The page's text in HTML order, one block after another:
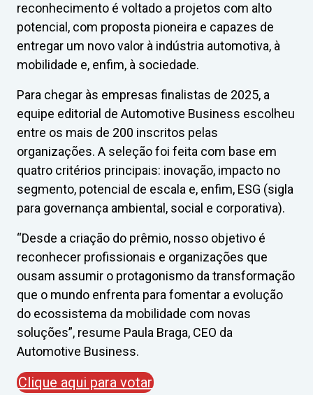
reconhecimento é voltado a projetos com alto
potencial, com proposta pioneira e capazes de
entregar um novo valor à indústria automotiva, à
mobilidade e, enfim, à sociedade.
Para chegar às empresas finalistas de 2025, a
equipe editorial de Automotive Business escolheu
entre os mais de 200 inscritos pelas
organizações. A seleção foi feita com base em
quatro critérios principais: inovação, impacto no
segmento, potencial de escala e, enfim, ESG (sigla
para governança ambiental, social e corporativa).
“Desde a criação do prêmio, nosso objetivo é
reconhecer profissionais e organizações que
ousam assumir o protagonismo da transformação
que o mundo enfrenta para fomentar a evolução
do ecossistema da mobilidade com novas
soluções”, resume Paula Braga, CEO da
Automotive Business.
Clique aqui para votar